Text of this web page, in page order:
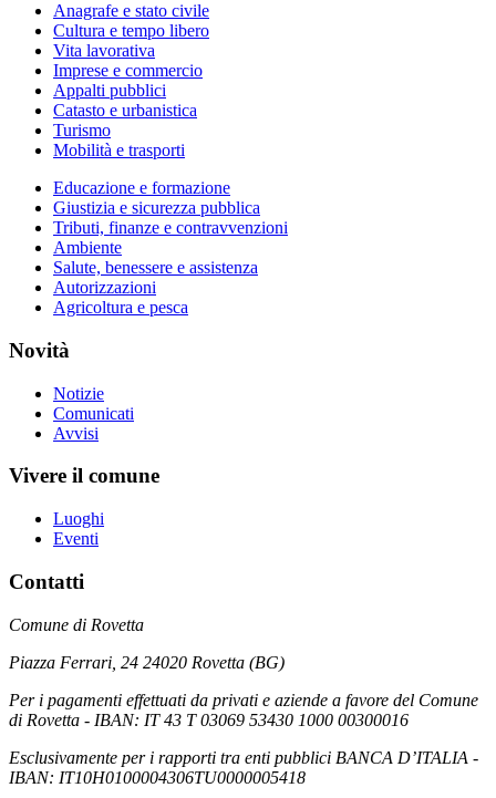
Anagrafe e stato civile
Cultura e tempo libero
Vita lavorativa
Imprese e commercio
Appalti pubblici
Catasto e urbanistica
Turismo
Mobilità e trasporti
Educazione e formazione
Giustizia e sicurezza pubblica
Tributi, finanze e contravvenzioni
Ambiente
Salute, benessere e assistenza
Autorizzazioni
Agricoltura e pesca
Novità
Notizie
Comunicati
Avvisi
Vivere il comune
Luoghi
Eventi
Contatti
Comune di Rovetta
Piazza Ferrari, 24 24020 Rovetta (BG)
Per i pagamenti effettuati da privati e aziende a favore del Comune
di Rovetta - IBAN: IT 43 T 03069 53430 1000 00300016
Esclusivamente per i rapporti tra enti pubblici BANCA D’ITALIA -
IBAN: IT10H0100004306TU0000005418